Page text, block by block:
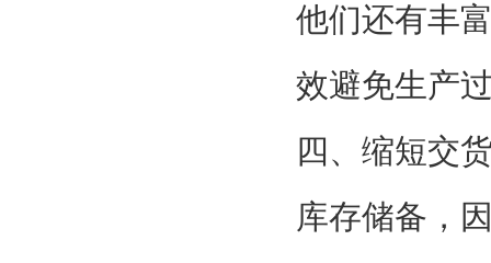
他们还有丰
效避免生产
四、缩短交
库存储备，